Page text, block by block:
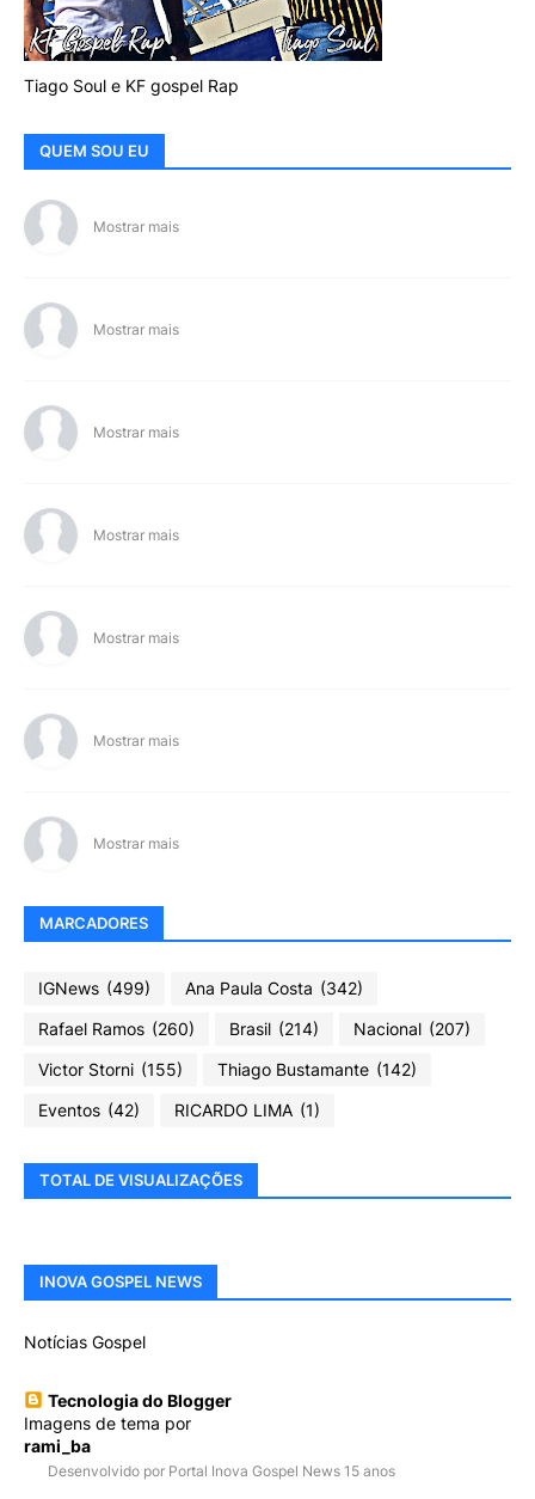
Tiago Soul e KF gospel Rap
QUEM SOU EU
Mostrar mais
Mostrar mais
Mostrar mais
Mostrar mais
Mostrar mais
Mostrar mais
Mostrar mais
MARCADORES
IGNews (499) Ana Paula Costa (342)
Rafael Ramos (260) Brasil (214) Nacional (207)
Victor Storni (155) Thiago Bustamante (142)
Eventos (42) RICARDO LIMA (1)
TOTAL DE VISUALIZAÇÕES
INOVA GOSPEL NEWS
Notícias Gospel
Tecnologia do Blogger
Imagens de tema por
rami_ba
Desenvolvido por Portal Inova Gospel News 15 anos